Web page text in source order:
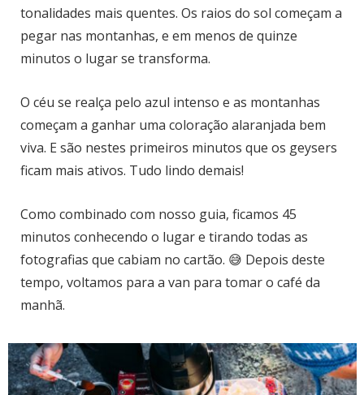
tonalidades mais quentes. Os raios do sol começam a
pegar nas montanhas, e em menos de quinze
minutos o lugar se transforma.
O céu se realça pelo azul intenso e as montanhas
começam a ganhar uma coloração alaranjada bem
viva. E são nestes primeiros minutos que os geysers
ficam mais ativos. Tudo lindo demais!
Como combinado com nosso guia, ficamos 45
minutos conhecendo o lugar e tirando todas as
fotografias que cabiam no cartão. 😅 Depois deste
tempo, voltamos para a van para tomar o café da
manhã.